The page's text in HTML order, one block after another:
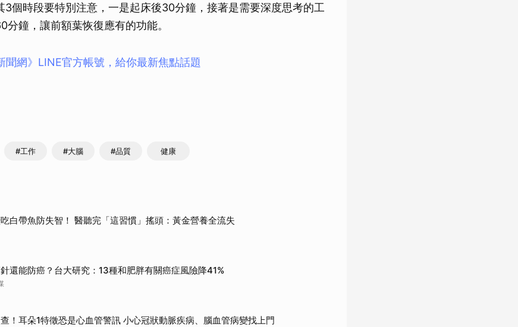
3個時段要特別注意，一是起床後30分鐘，接著是需要深度思考的工
分鐘，讓前額葉恢復應有的功能。
網》LINE官方帳號，給你最新焦點話題
#工作 #大腦 #品質 健康
白帶魚防失智！ 醫聽完「這習慣」搖頭：黃金營養全流失
還能防癌？台大研究：13種和肥胖有關癌症風險降41%
！耳朵1特徵恐是心血管警訊 小心冠狀動脈疾病、腦血管病變找上門